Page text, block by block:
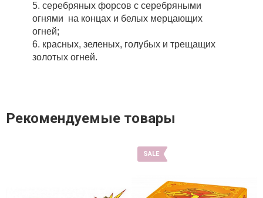
5. серебряных форсов с серебряными
огнями на концах и белых мерцающих
огней;
6. красных, зеленых, голубых и трещащих
золотых огней.
Рекомендуемые товары